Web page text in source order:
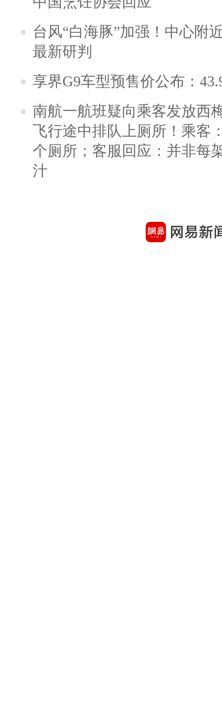
台风“白海豚”加强！中心附
最新研判
享界G9车型预售价公布：
南航一航班疑向乘客发放西
飞行途中排队上厕所！乘客
个厕所；客服回应：并非每
汁